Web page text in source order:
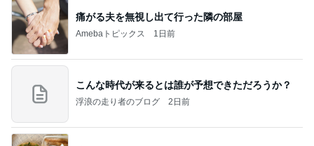
痛がる夫を無視し出て行った隣の部屋
Amebaトピックス 1日前
こんな時代が来るとは誰が予想できただろうか？
浮浪の走り者のブログ 2日前